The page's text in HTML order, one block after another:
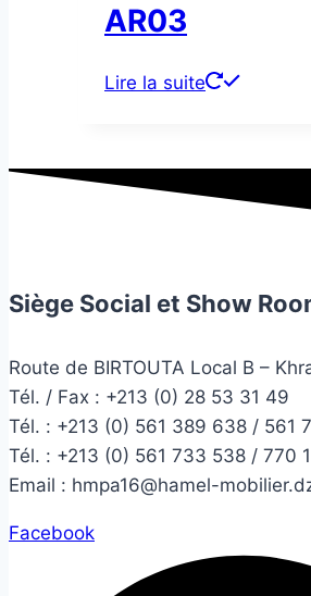
AR03
Lire la suite
Siège Social et Show
Route de BIRTOUTA Local B –
Tél. / Fax : +213 (0) 28 53 31 49
Tél. : +213 (0) 561 389 638 / 561
Tél. : +213 (0) 561 733 538 / 770
Email : hmpa16@hamel-
Facebook